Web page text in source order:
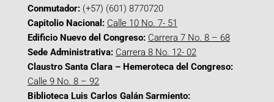
Conmutador: (+57) (601) 8770720
Capitolio Nacional: Calle 10 No. 7- 51
Edificio Nuevo del Congreso: Carrera 7 No. 8 – 68
Sede Administrativa: Carrera 8 No. 12- 02
Claustro Santa Clara – Hemeroteca del Congreso:
Calle 9 No. 8 – 92
Biblioteca Luis Carlos Galán Sarmiento: